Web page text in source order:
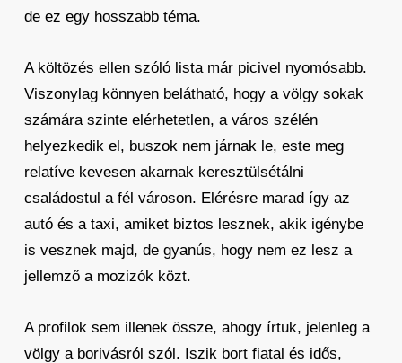
de ez egy hosszabb téma.
A költözés ellen szóló lista már picivel nyomósabb.
Viszonylag könnyen belátható, hogy a völgy sokak
számára szinte elérhetetlen, a város szélén
helyezkedik el, buszok nem járnak le, este meg
relatíve kevesen akarnak keresztülsétálni
családostul a fél városon. Elérésre marad így az
autó és a taxi, amiket biztos lesznek, akik igénybe
is vesznek majd, de gyanús, hogy nem ez lesz a
jellemző a mozizók közt.
A profilok sem illenek össze, ahogy írtuk, jelenleg a
völgy a borivásról szól. Iszik bort fiatal és idős,